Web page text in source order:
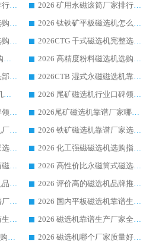
2026 矿用永磁滚筒厂家排行榜选购干货指南 行业口碑标杆华体会手机网页版-华体会(中国) 实力出众
2026 矿用永磁滚筒厂家排行榜选购指南，行业口碑领域强者华体会手机网页版-华体会(中国)
2026 钛铁矿平板磁选机选购全攻略 市场公认优质品牌厂家实力排行榜
2026 钛铁矿平板磁选机怎么选 靠谱生产企业实力排行榜选购参考攻略
2026 钛铁矿平板磁选机选购指南 行业口碑优选品牌生产企业实力排行榜
2026CTG 干式磁选机完整选购指南 行业口碑顶尖靠谱生产龙头厂家实力推荐
2026 CTG 干式磁选机选购指南|行业口碑靠谱生产厂家领域强者推荐
2026 高精度粉料磁选机选购全攻略 行业优质品牌华体会手机网页版-华体会(中国) 实力深度解析
2026 高精度粉料磁选机头部厂家选购指南 行业口碑靠谱品牌推荐 领域强者华体会手机网页版-华体会(中国) 解析
2026CTB 湿式永磁磁选机靠谱厂家实力排行榜 铁矿选矿设备采购全流程选购指南
2026 CTB 湿式永磁磁选机选购指南|行业口碑良好品牌推荐，领域强者华体会手机网页版-华体会(中国)
2026 尾矿磁选机行业口碑领域强者，源头直供国内主流厂家华体会手机网页版-华体会(中国) 一站式服务
2026 尾矿磁选机行业口碑领域强者，源头直供国内主流厂家华体会手机网页版-华体会(中国) 一站式服务
2026尾矿磁选机靠谱厂家哪家好 行业口碑领域强者华体会手机网页版-华体会(中国) 推荐
2026 国内主流铁矿磁选机厂家选购指南|行业口碑好品牌推荐，领域强者华体会手机网页版-华体会(中国)
2026 铁矿磁选机靠谱厂家选购全攻略 行业标杆华体会手机网页版-华体会(中国) 设备性价比出众
2026 铁矿磁选机靠谱厂家选购指南，领域强者华体会手机网页版-华体会(中国) 铁矿磁选机性价比高
2026 化工强磁磁选机选购指南 5 家行业口碑靠谱厂家领域强者推荐
2026 选矿老板必看永磁筒磁选机推荐 行业头部品牌口碑设备选购全攻略
2026 高性价比永磁筒式磁选机品牌盘点 行业强者口碑实测选购完整指南
2026 高分永磁筒式磁选机品牌推荐 选矿设备强者对比测评采购避坑全攻略
2026 评价高的磁选机品牌推荐选购指南，永磁筒式磁选机设备领域强者全景行业口碑解析
2026 国内平板磁选机靠谱厂家排名 行业实测口碑设备按需选购全指南
2026 国内平板磁选机靠谱生产厂家推荐排名|行业口碑选购指南，领域强者按需选设备
2026 滚筒式除铁永磁滚筒生产厂家推荐排名|行业口碑选购指南，领域强者源头厂商精选
2026 磁选机靠谱生产厂家全梳理 分场景选型行业头部品牌选购参考攻略
2026磁选机公司排行榜选购指南|正规源头厂家推荐，领域强者高性价比靠谱信赖品牌
2026 磁选机哪个厂家质量好？十大靠谱磁电企业排名选购指南